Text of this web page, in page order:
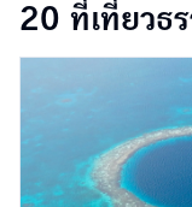
20 ที่เที่ยวธ